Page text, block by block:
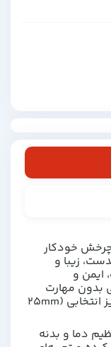
خودکار
زیبا و
ایمن و
بدون مهارت
آرایشی، فرهای درشت یا ریز مطابق سایز انتخابی (۲۵mm
دما و بدنه